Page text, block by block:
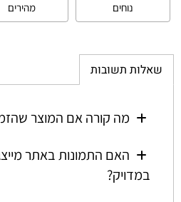
נוחים
מהירים
שאלות תשובות
מה קורה אם המוצר
האם התמונות באתר
במדויק?